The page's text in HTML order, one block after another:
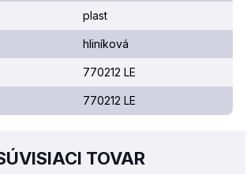
plast
hliníková
770212 LE
770212 LE
TOVAR